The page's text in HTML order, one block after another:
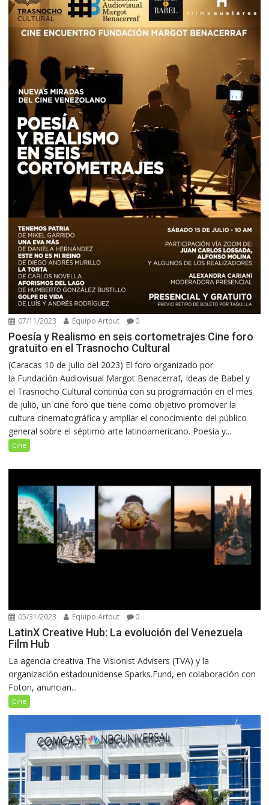
07/11/2023 Equipo Artout 0
Poesía y Realismo en seis cortometrajes Cine foro
gratuito en el Trasnocho Cultural
(Caracas 10 de julio del 2023) El foro organizado por
la Fundación Audiovisual Margot Benacerraf, Ideas de Babel y
el Trasnocho Cultural continúa con su programación en el mes
de julio, un cine foro que tiene como objetivo promover la
cultura cinematográfica y ampliar el conocimiento del público
general sobre el séptimo arte latinoamericano. Poesía y...
Cine
05/31/2023 Equipo Artout 0
LatinX Creative Hub: La evolución del Venezuela
Film Hub
La agencia creativa The Visionist Advisers (TVA) y la
organización estadounidense Sparks.Fund, en colaboración con
Foton, anuncian...
Cine